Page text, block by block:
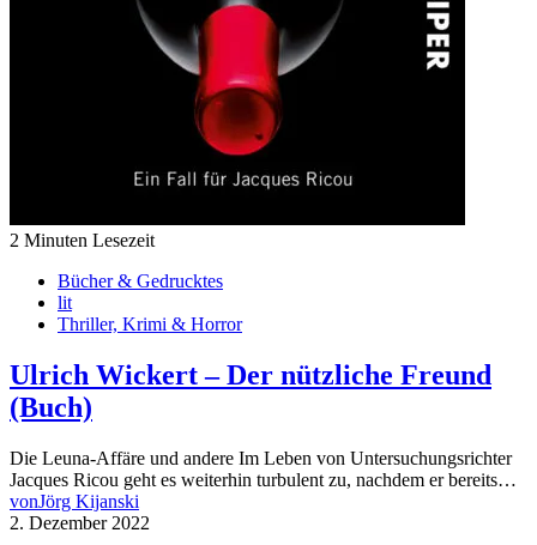
2 Minuten Lesezeit
Bücher & Gedrucktes
lit
Thriller, Krimi & Horror
Ulrich Wickert – Der nützliche Freund
(Buch)
Die Leuna-Affäre und andere Im Leben von Untersuchungsrichter
Jacques Ricou geht es weiterhin turbulent zu, nachdem er bereits…
vonJörg Kijanski
2. Dezember 2022